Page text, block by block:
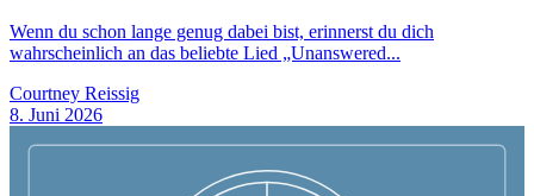
Wenn du schon lange genug dabei bist, erinnerst du dich
wahrscheinlich an das beliebte Lied „Unanswered...
Courtney Reissig
8. Juni 2026